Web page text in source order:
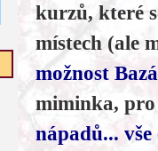
kurzů, které
místech (ale
možnost
miminka,
nápadů...